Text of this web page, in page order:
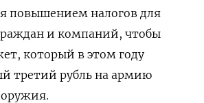
повышением налогов для
и компаний, чтобы
который в этом году
третий рубль на армию